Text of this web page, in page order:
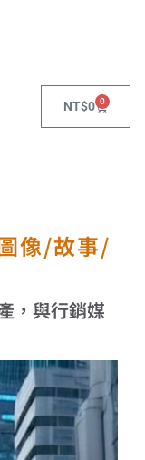
NT$0 0
像/故事/
，與行銷媒